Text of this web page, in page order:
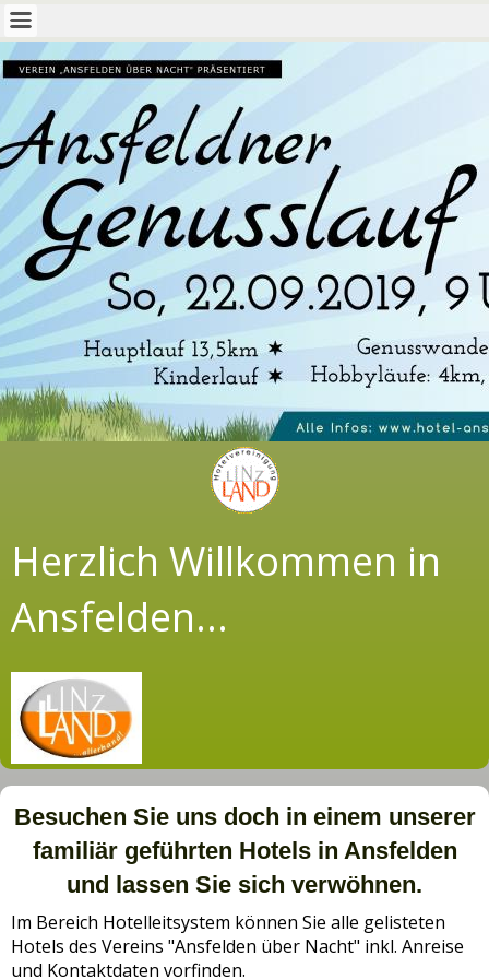
Herzlich Willkommen in
Ansfelden...
Besuchen Sie uns doch in einem unserer
familiär geführten Hotels in Ansfelden
und lassen Sie sich verwöhnen.
Im Bereich Hotelleitsystem können Sie alle gelisteten
Hotels des Vereins "Ansfelden über Nacht" inkl. Anreise
und Kontaktdaten vorfinden.